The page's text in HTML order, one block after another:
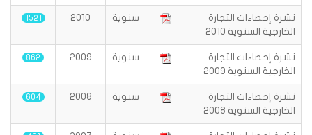
نشرة إحصاءات التجارة
الخارجية السنوية 2010
سنوية 2010
1521
نشرة إحصاءات التجارة
الخارجية السنوية 2009
سنوية 2009
862
نشرة إحصاءات التجارة
الخارجية السنوية 2008
سنوية 2008
604